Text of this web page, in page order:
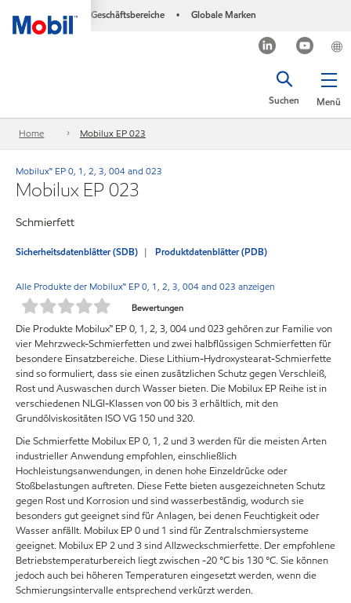
Geschäftsbereiche • Globale Marken
Menü
Suchen
Home Mobilux EP 023
Mobilux™ EP 0, 1, 2, 3, 004 and 023
Mobilux EP 023
Schmierfett
Sicherheitsdatenblätter (SDB) Produktdatenblätter (PDB)
Alle Produkte der Mobilux™ EP 0, 1, 2, 3, 004 and 023 anzeigen
Bewertungen
Die Produkte Mobilux™ EP 0, 1, 2, 3, 004 und 023 gehören zur Familie von
vier Mehrzweck-Schmierfetten und zwei halbflüssigen Schmierfetten für
besondere Einsatzbereiche. Diese Lithium-Hydroxystearat-Schmierfette
sind so formuliert, dass sie einen zusätzlichen Schutz gegen Verschleiß,
Rost und Auswaschen durch Wasser bieten. Die Mobilux EP Reihe ist in
verschiedenen NLGI-Klassen von 00 bis 3 erhältlich, mit den
Grundölviskositäten ISO VG 150 und 320.
Die Schmierfette Mobilux EP 0, 1, 2 und 3 werden für die meisten Arten
industrieller Anwendung empfohlen, einschließlich
Hochleistungsanwendungen, in denen hohe Einzeldrücke oder
Stoßbelastungen auftreten. Diese Fette bieten ausgezeichneten Schutz
gegen Rost und Korrosion und sind wasserbeständig, wodurch sie
besonders gut geeignet sind für Anlagen, bei denen Feuchtigkeit oder
Wasser anfällt. Mobilux EP 0 und 1 sind für Zentralschmiersysteme
geeignet. Mobilux EP 2 und 3 sind Allzweckschmierfette. Der empfohlene
Betriebstemperaturbereich liegt zwischen -20 °C bis 130 °C. Sie können
jedoch auch bei höheren Temperaturen eingesetzt werden, wenn die
Schmierungsintervalle entsprechend verkürzt werden.